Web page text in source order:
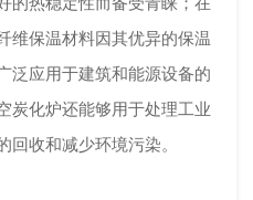
维保温材料因其优异的保温
泛应用于建筑和能源设备的
炭化炉还能够用于处理工业
收和减少环境污染。